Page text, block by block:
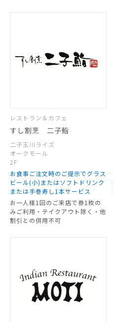
レストラン＆カフェ
すし割烹 二子鮨
二子玉川ライズ
オークモール
2F
お食事ご注文時のご提示でグラス
ビール(小)またはソフトドリンク
または手巻寿し1本サービス
お一人様1回のご来店で券1枚の
みご利用・テイクアウト除く・他
割引との併用不可